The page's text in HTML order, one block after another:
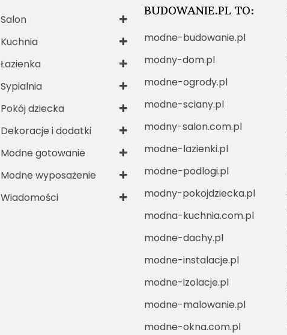
Salon
Kuchnia
Łazienka
Sypialnia
Pokój dziecka
Dekoracje i dodatki
Modne gotowanie
Modne wyposażenie
Wiadomości
BUDOWANIE.PL TO:
modne-budowanie.pl
modny-dom.pl
modne-ogrody.pl
modne-sciany.pl
modny-salon.com.pl
modne-lazienki.pl
modne-podlogi.pl
modny-pokojdziecka.pl
modna-kuchnia.com.pl
modne-dachy.pl
modne-instalacje.pl
modne-izolacje.pl
modne-malowanie.pl
modne-okna.com.pl